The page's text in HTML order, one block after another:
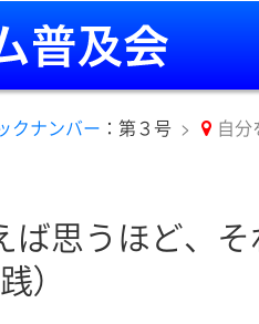
クナンバー ：第３号 自分
思うほど、
）